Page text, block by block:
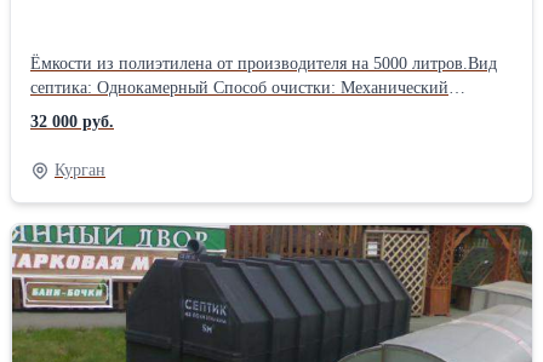
Ёмкости из полиэтилена от производителя на 5000 литров.Вид
септика: Однокамерный Способ очистки: Механический
Расположение: Горизонтальное Материал: Пластик
32 000 руб.
Курган